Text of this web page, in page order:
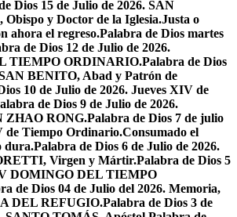
Dios 15 de Julio de 2026. SAN
y Doctor de la Iglesia.Justa o
ahora el regreso.Palabra de Dios martes
de Dios 12 de Julio de 2026.
TIEMPO ORDINARIO.Palabra de Dios
BENITO, Abad y Patrón de
10 de Julio de 2026. Jueves XIV de
de Dios 9 de Julio de 2026.
ZHAO RONG.Palabra de Dios 7 de julio
de Tiempo Ordinario.Consumado el
dura.Palabra de Dios 6 de Julio de 2026.
Virgen y Mártir.Palabra de Dios 5
DOMINGO DEL TIEMPO
de Dios 04 de Julio del 2026. Memoria,
DEL REFUGIO.Palabra de Dios 3 de